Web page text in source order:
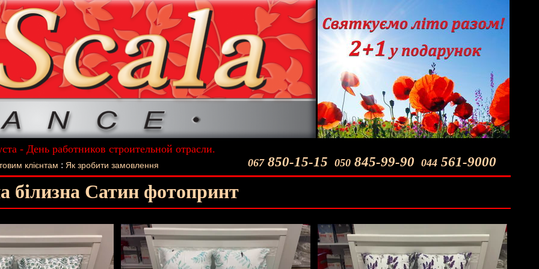
- День работников строительной отрасли.
подарок - Постельное белье La Scala!
067850-15-15 050 845-99-90 044 561-9000
клієнтам : Як зробити замовлення
білизна Сатин фотопринт